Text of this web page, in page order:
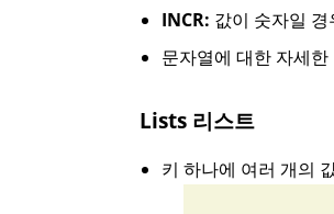
INCR: 값이 숫자일
문자열에 대한 자세
Lists 리스트
키 하나에 여러 개의